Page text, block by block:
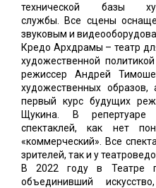
технической базы
службы. Все сцены
звуковым и
Кредо Архдрамы – театр
художественной
режиссер Андрей
художественных
первый курс будущих
Щукина. В репертуаре
спектаклей, как нет
«коммерческий». Все
зрителей, так и у
В 2022 году в Театре
объединивший